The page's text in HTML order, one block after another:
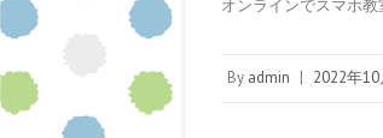
オンラインでスマホ
By admin | 2022年10